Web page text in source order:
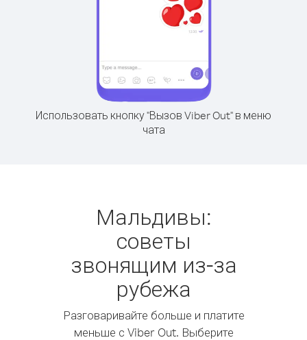
Использовать кнопку "Вызов Viber Out" в меню
чата
Мальдивы:
советы
звонящим из-за
рубежа
Разговаривайте больше и платите
меньше с Viber Out. Выберите